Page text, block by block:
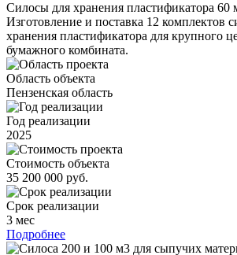
Силосы для хранения пластификатора 60
Изготовление и поставка 12 комплектов
хранения пластификатора для крупного
бумажного комбината.
Область объекта
Пензенская область
Год реализации
2025
Стоимость объекта
35 200 000 руб.
Срок реализации
3 мес
Подробнее